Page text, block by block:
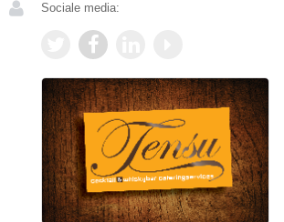
Sociale media: